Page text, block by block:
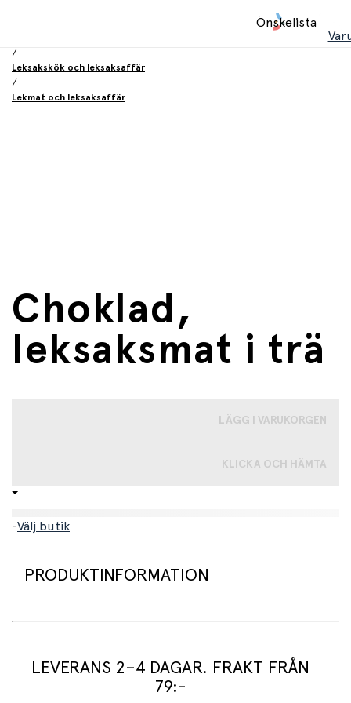
Önskelista
/
Leksakskök och leksaksaffär
/
Lekmat och leksaksaffär
Choklad,
leksaksmat i trä
LÄGG I VARUKORGEN
KLICKA OCH HÄMTA
-Välj butik
PRODUKTINFORMATION
LEVERANS 2–4 DAGAR. FRAKT FRÅN
79:-